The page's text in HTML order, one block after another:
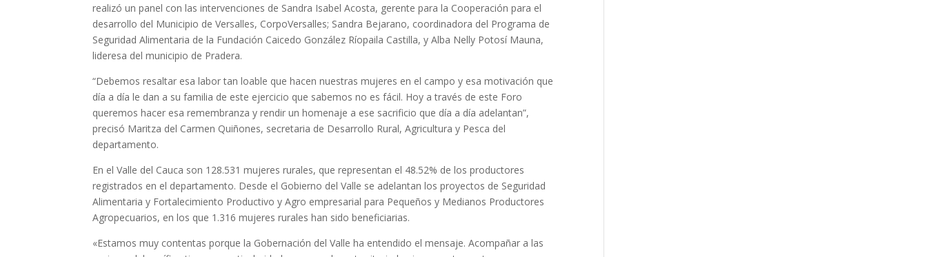
realizó un panel con las intervenciones de Sandra Isabel Acosta, gerente para la Cooperación para el
desarrollo del Municipio de Versalles, CorpoVersalles; Sandra Bejarano, coordinadora del Programa de
Seguridad Alimentaria de la Fundación Caicedo González Ríopaila Castilla, y Alba Nelly Potosí Mauna,
lideresa del municipio de Pradera.
“Debemos resaltar esa labor tan loable que hacen nuestras mujeres en el campo y esa motivación que
día a día le dan a su familia de este ejercicio que sabemos no es fácil. Hoy a través de este Foro
queremos hacer esa remembranza y rendir un homenaje a ese sacrificio que día a día adelantan”,
precisó Maritza del Carmen Quiñones, secretaria de Desarrollo Rural, Agricultura y Pesca del
departamento.
En el Valle del Cauca son 128.531 mujeres rurales, que representan el 48.52% de los productores
registrados en el departamento. Desde el Gobierno del Valle se adelantan los proyectos de Seguridad
Alimentaria y Fortalecimiento Productivo y Agro empresarial para Pequeños y Medianos Productores
Agropecuarios, en los que 1.316 mujeres rurales han sido beneficiarias.
«Estamos muy contentas porque la Gobernación del Valle ha entendido el mensaje. Acompañar a las